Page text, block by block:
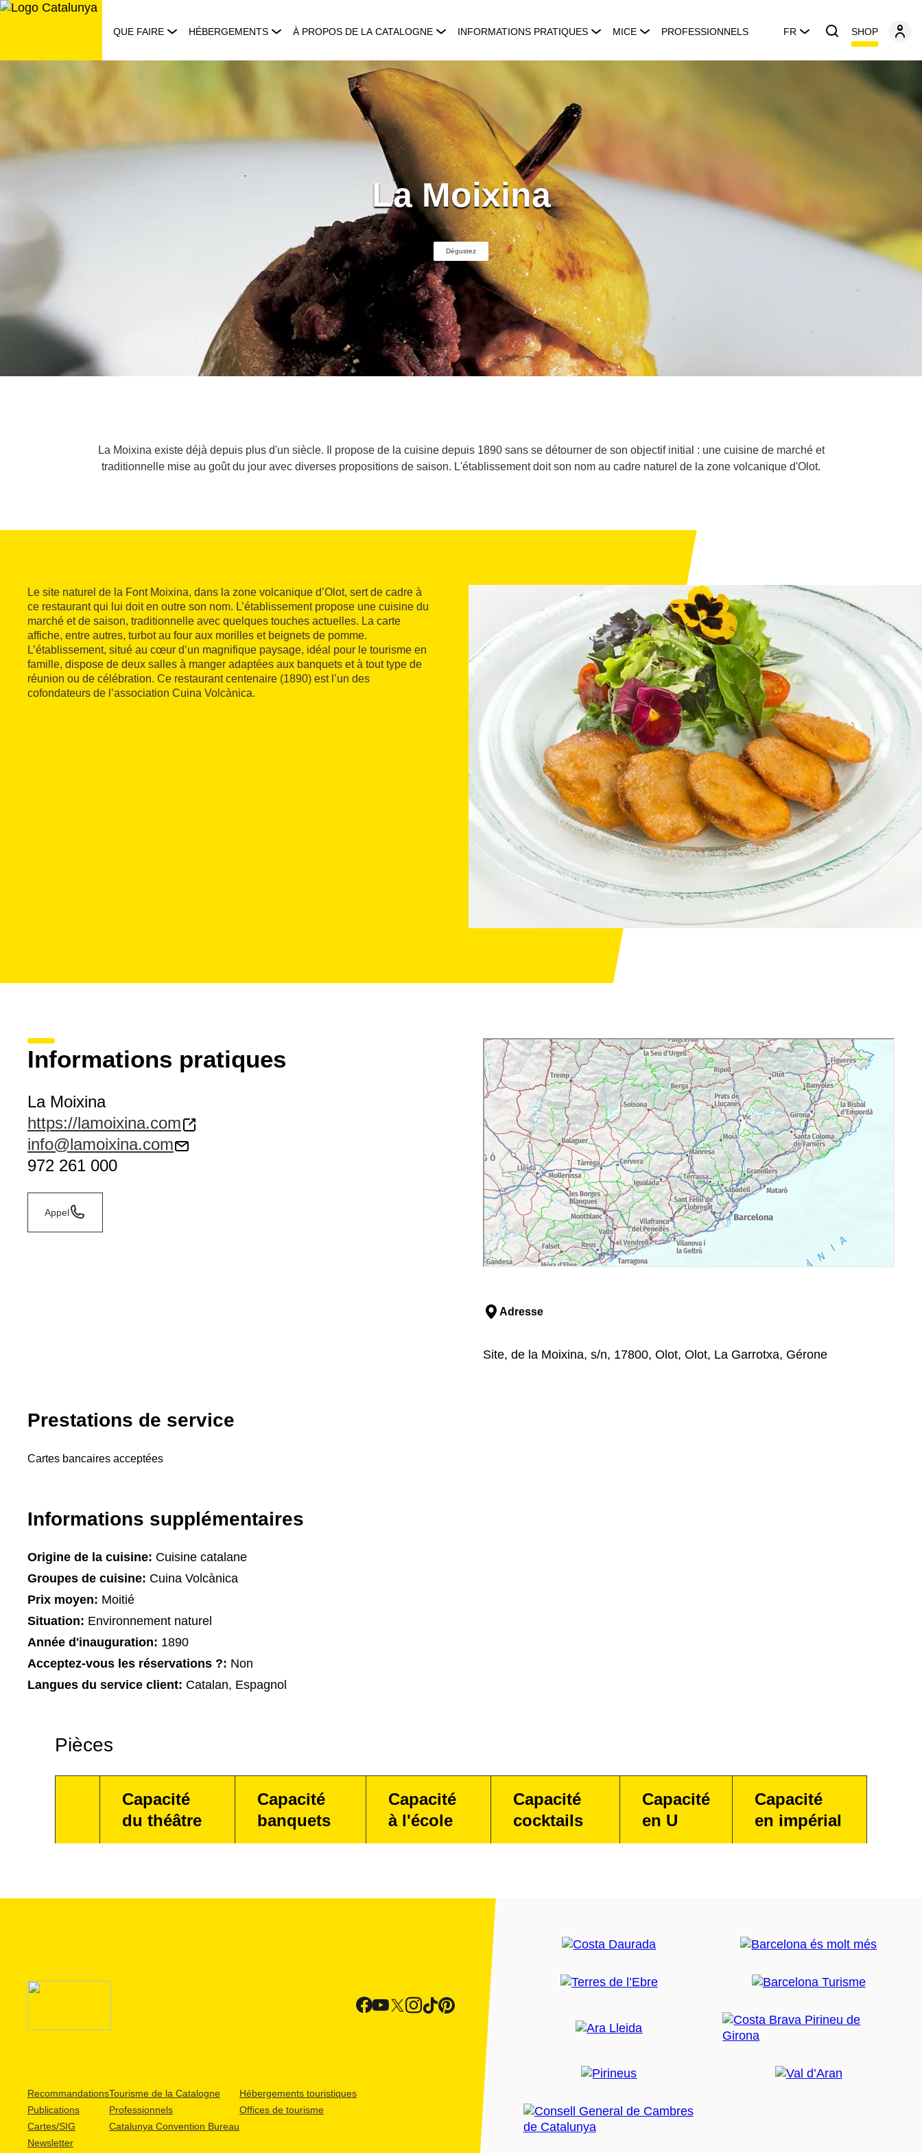
Aller
QUE FAIRE HÉBERGEMENTS À PROPOS DE LA CATALOGNE INFORMATIONS PRATIQUES MICE PROFESSIONNELS FR SHOP
La Moixina
Dégustez
La Moixina existe déjà depuis plus d'un siècle. Il propose de la cuisine depuis 1890 sans se détourner de son objectif initial : une cuisine de marché et
traditionnelle mise au goût du jour avec diverses propositions de saison. L'établissement doit son nom au cadre naturel de la zone volcanique d'Olot.
Le site naturel de la Font Moixina, dans la zone volcanique d’Olot, sert de cadre à
ce restaurant qui lui doit en outre son nom. L’établissement propose une cuisine du
marché et de saison, traditionnelle avec quelques touches actuelles. La carte
affiche, entre autres, turbot au four aux morilles et beignets de pomme.
L’établissement, situé au cœur d’un magnifique paysage, idéal pour le tourisme en
famille, dispose de deux salles à manger adaptées aux banquets et à tout type de
réunion ou de célébration. Ce restaurant centenaire (1890) est l’un des
cofondateurs de l’association Cuina Volcànica.
Informations pratiques
La Moixina
https://lamoixina.com
info@lamoixina.com
972 261 000
Appel
Adresse
Site, de la Moixina, s/n, 17800, Olot, Olot, La Garrotxa, Gérone
Prestations de service
Cartes bancaires acceptées
Informations supplémentaires
Origine de la cuisine: Cuisine catalane
Groupes de cuisine: Cuina Volcànica
Prix moyen: Moitié
Situation: Environnement naturel
Année d'inauguration: 1890
Acceptez-vous les réservations ?: Non
Langues du service client: Catalan, Espagnol
Pièces
Capacité
du théâtre
Capacité
banquets
Capacité
à l'école
Capacité
cocktails
Capacité
en U
Capacité
en impérial
Recommandations
Publications
Cartes/SIG
Newsletter
Tourisme de la Catalogne
Professionnels
Catalunya Convention Bureau
Hébergements touristiques
Offices de tourisme